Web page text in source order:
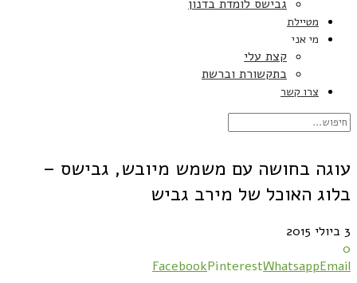
גבישס לומדת בדנון
מטיילת
מי אני
קצת עלי
בתקשורת וברשת
צרו קשר
עוגה בחושה עם משמש מיובש, גבישס –
בלוג האוכל של מירב גביש
3 ביולי 2015
0
FacebookPinterestWhatsappEmail